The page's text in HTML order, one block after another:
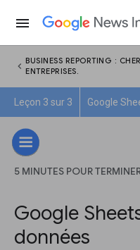
menu
chevron_left BUSINESS REPORTING :
ENTREPRISES.
Leçon 3 sur 3 Google
5 MINUTES POUR
Google
données